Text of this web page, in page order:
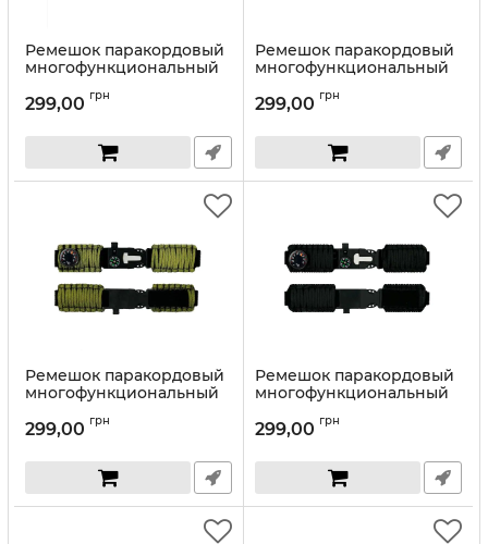
Ремешок паракордовый
многофункциональный
299,00 грн
Ремешок паракордовый
многофункциональный
299,00 грн
Ремешок паракордовый
многофункциональный
299,00 грн
Ремешок паракордовый
многофункциональный
299,00 грн